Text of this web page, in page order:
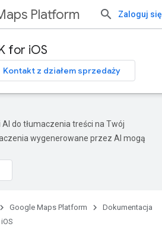
Platform Zaloguj się
for iOS
Kontakt z działem sprzedaży
do tłumaczenia treści na Twój
wygenerowane przez AI mogą
Google Maps Platform
Dokumentacja